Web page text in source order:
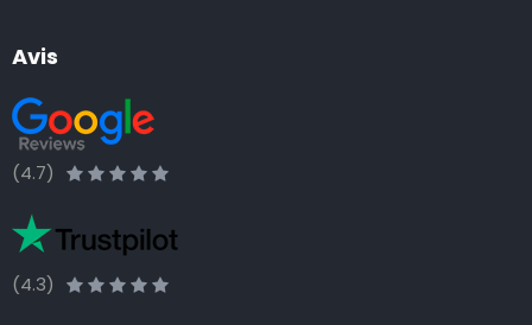
Avis
(4.7)
(4.3)